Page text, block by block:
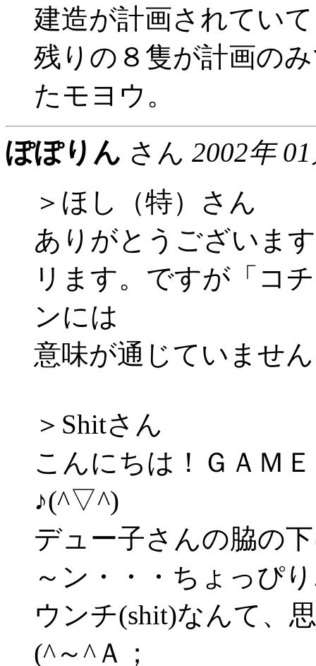
建造が計画されてい
残りの８隻が計画の
たモヨウ。
ぽぽりん さん 2002年
＞ほし（特）さん
ありがとうございま
リます。ですが「コ
ンには
意味が通じていませ
＞Shitさん
こんにちは！ＧＡＭ
♪(^▽^)
デュー子さんの脇の
～ン・・・ちょっぴ
ウンチ(shit)なんて、
(^～^Ａ；